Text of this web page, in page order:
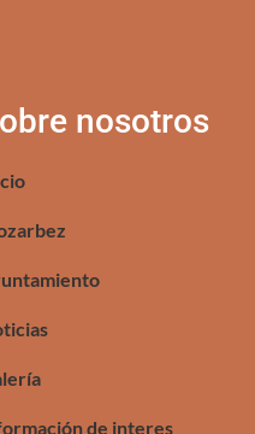
nosotros
de interes